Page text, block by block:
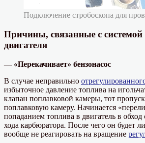
Подключение стробоскопа для
Причины, связанные с системой
двигателя
— «Перекачивает» бензонасос
В случае неправильно
избыточное давление топлива на
клапан поплавковой камеры, тот
поплавковую камеру. Начинается
попаданием топлива в двигатель в обход
хода карбюратора. После чего он будет
вообще не реагировать на вращение